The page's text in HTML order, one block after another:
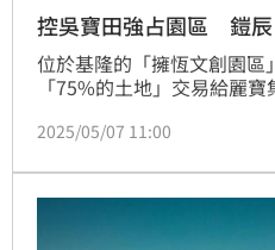
控吳寶田強占園區 鎧
位於基隆的「擁恆文創園
「75%的土地」交易給麗
與十億資金。
2025/05/07 11:00